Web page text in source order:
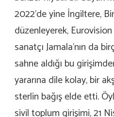
2022’de yine İngiltere,
düzenleyerek,
sanatçı Jamala’nın da
sahne aldığı bu
yararına dile kolay, bir
sterlin bağış elde etti.
sivil toplum girişimi, 21